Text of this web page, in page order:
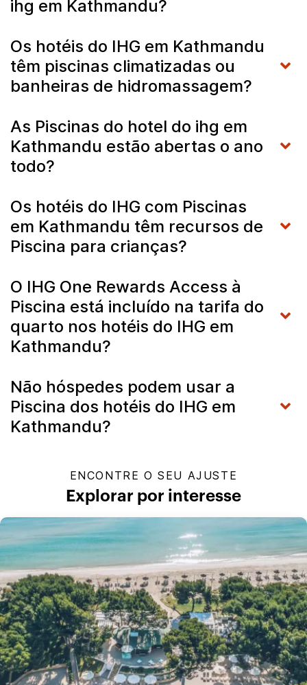
ihg em Kathmandu?
Os hotéis do IHG em Kathmandu
têm piscinas climatizadas ou
banheiras de hidromassagem?
As Piscinas do hotel do ihg em
Kathmandu estão abertas o ano
todo?
Os hotéis do IHG com Piscinas
em Kathmandu têm recursos de
Piscina para crianças?
O IHG One Rewards Access à
Piscina está incluído na tarifa do
quarto nos hotéis do IHG em
Kathmandu?
Não hóspedes podem usar a
Piscina dos hotéis do IHG em
Kathmandu?
ENCONTRE O SEU AJUSTE
Explorar por interesse